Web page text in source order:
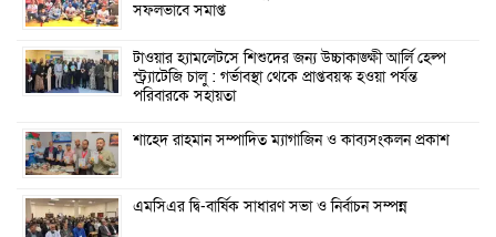
সফলভাবে সমাপ্ত
টাওয়ার হ্যামলেটসে শিশুদের জন্য উচ্চাকাঙ্ক্ষী আর্লি হেল্প
স্ট্র্যাটেজি চালু : গর্ভাবস্থা থেকে প্রাপ্তবয়স্ক হওয়া পর্যন্ত
পরিবারকে সহায়তা
শাহেদ রাহমান সম্পাদিত ম্যাগাজিন ও কাব্যসংকলন প্রকাশ
এমসিএর দ্বি-বার্ষিক সাধারণ সভা ও নির্বাচন সম্পন্ন